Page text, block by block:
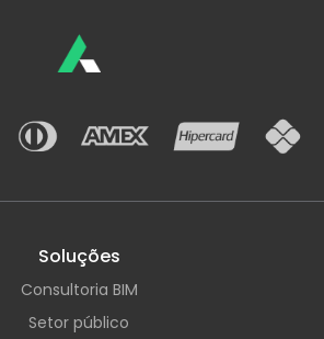
Soluções
Consultoria BIM
Setor público